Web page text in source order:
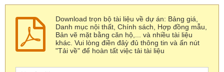
Download trọn bộ tài liệu về dự án: Bảng giá,
Danh mục nội thất, Chính sách, Hợp đồng mẫu,
Bản vẽ mặt bằng căn hộ,... và nhiều tài liệu
khác. Vui lòng điền đâỳ đủ thông tin và ấn nút
"Tải về" để hoàn tất việc tải tài liệu